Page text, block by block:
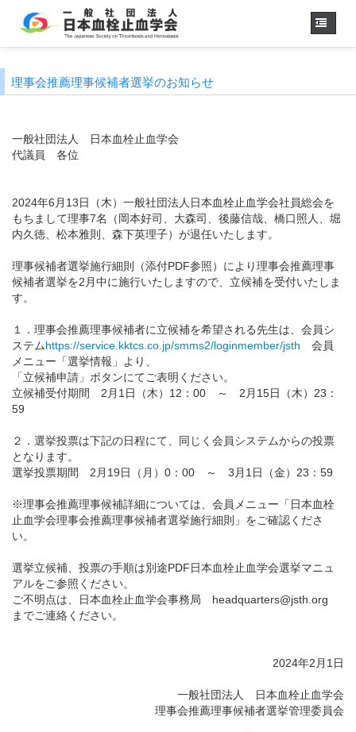
学会概要・理事長挨拶
学会誌
用語集
認定医制度
認定技師制度
会員専用
リンク
English
理事会推薦理事候補者選挙のお知らせ
一般社団法人 日本血栓止血学会
代議員 各位
2024年6月13日（木）一般社団法人日本血栓止血学会社員総会を
もちまして理事7名（岡本好司、大森司、後藤信哉、橋口照人、堀
内久徳、松本雅則、森下英理子）が退任いたします。
理事候補者選挙施行細則（添付PDF参照）により理事会推薦理事
候補者選挙を2月中に施行いたしますので、立候補を受付いたしま
す。
１．理事会推薦理事候補者に立候補を希望される先生は、会員シ
ステムhttps://service.kktcs.co.jp/smms2/loginmember/jsth 会員
メニュー「選挙情報」より、
「立候補申請」ボタンにてご表明ください。
立候補受付期間 2月1日（木）12：00 ～ 2月15日（木）23：
59
２．選挙投票は下記の日程にて、同じく会員システムからの投票
となります。
選挙投票期間 2月19日（月）0：00 ～ 3月1日（金）23：59
※理事会推薦理事候補詳細については、会員メニュー「日本血栓
止血学会理事会推薦理事候補者選挙施行細則」をご確認くださ
い。
選挙立候補、投票の手順は別途PDF日本血栓止血学会選挙マニュ
アルをご参照ください。
ご不明点は、日本血栓止血学会事務局 headquarters@jsth.org
までご連絡ください。
2024年2月1日
一般社団法人 日本血栓止血学会
理事会推薦理事候補者選挙管理委員会